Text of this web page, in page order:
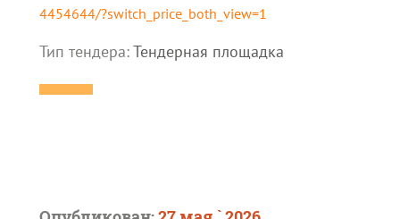
4454644/?switch_price_both_view=1
Тип тендера:Тендерная площадка